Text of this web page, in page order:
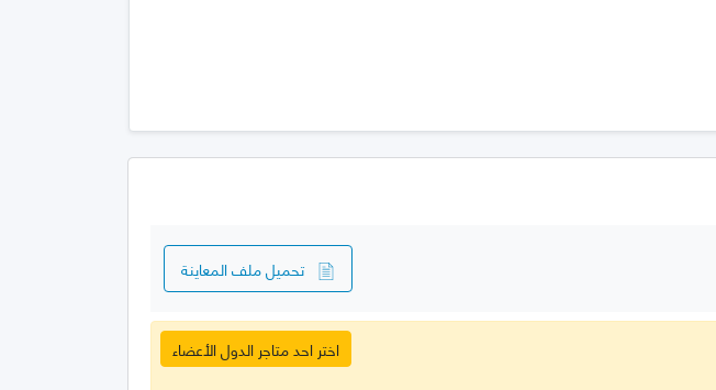
تحميل ملف المعاينة
اختر احد متاجر الدول الأعضاء